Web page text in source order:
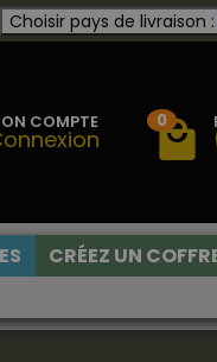
Choisir pays de livraison :
COMPTE 0
CRÉEZ UN